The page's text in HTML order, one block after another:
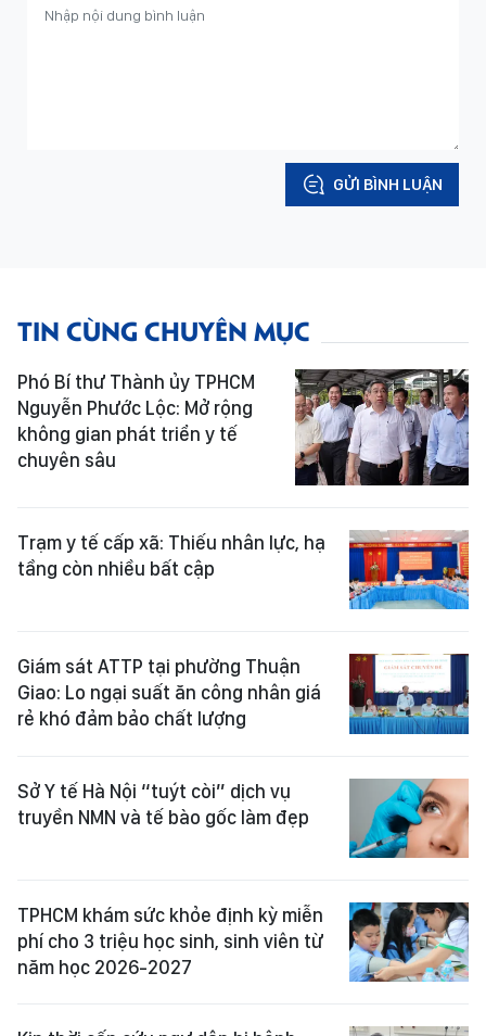
GỬI BÌNH LUẬN
TIN CÙNG CHUYÊN MỤC
Phó Bí thư Thành ủy TPHCM
Nguyễn Phước Lộc: Mở rộng
không gian phát triển y tế
chuyên sâu
Trạm y tế cấp xã: Thiếu nhân lực, hạ
tầng còn nhiều bất cập
Giám sát ATTP tại phường Thuận
Giao: Lo ngại suất ăn công nhân giá
rẻ khó đảm bảo chất lượng
Sở Y tế Hà Nội “tuýt còi” dịch vụ
truyền NMN và tế bào gốc làm đẹp
TPHCM khám sức khỏe định kỳ miễn
phí cho 3 triệu học sinh, sinh viên từ
năm học 2026-2027